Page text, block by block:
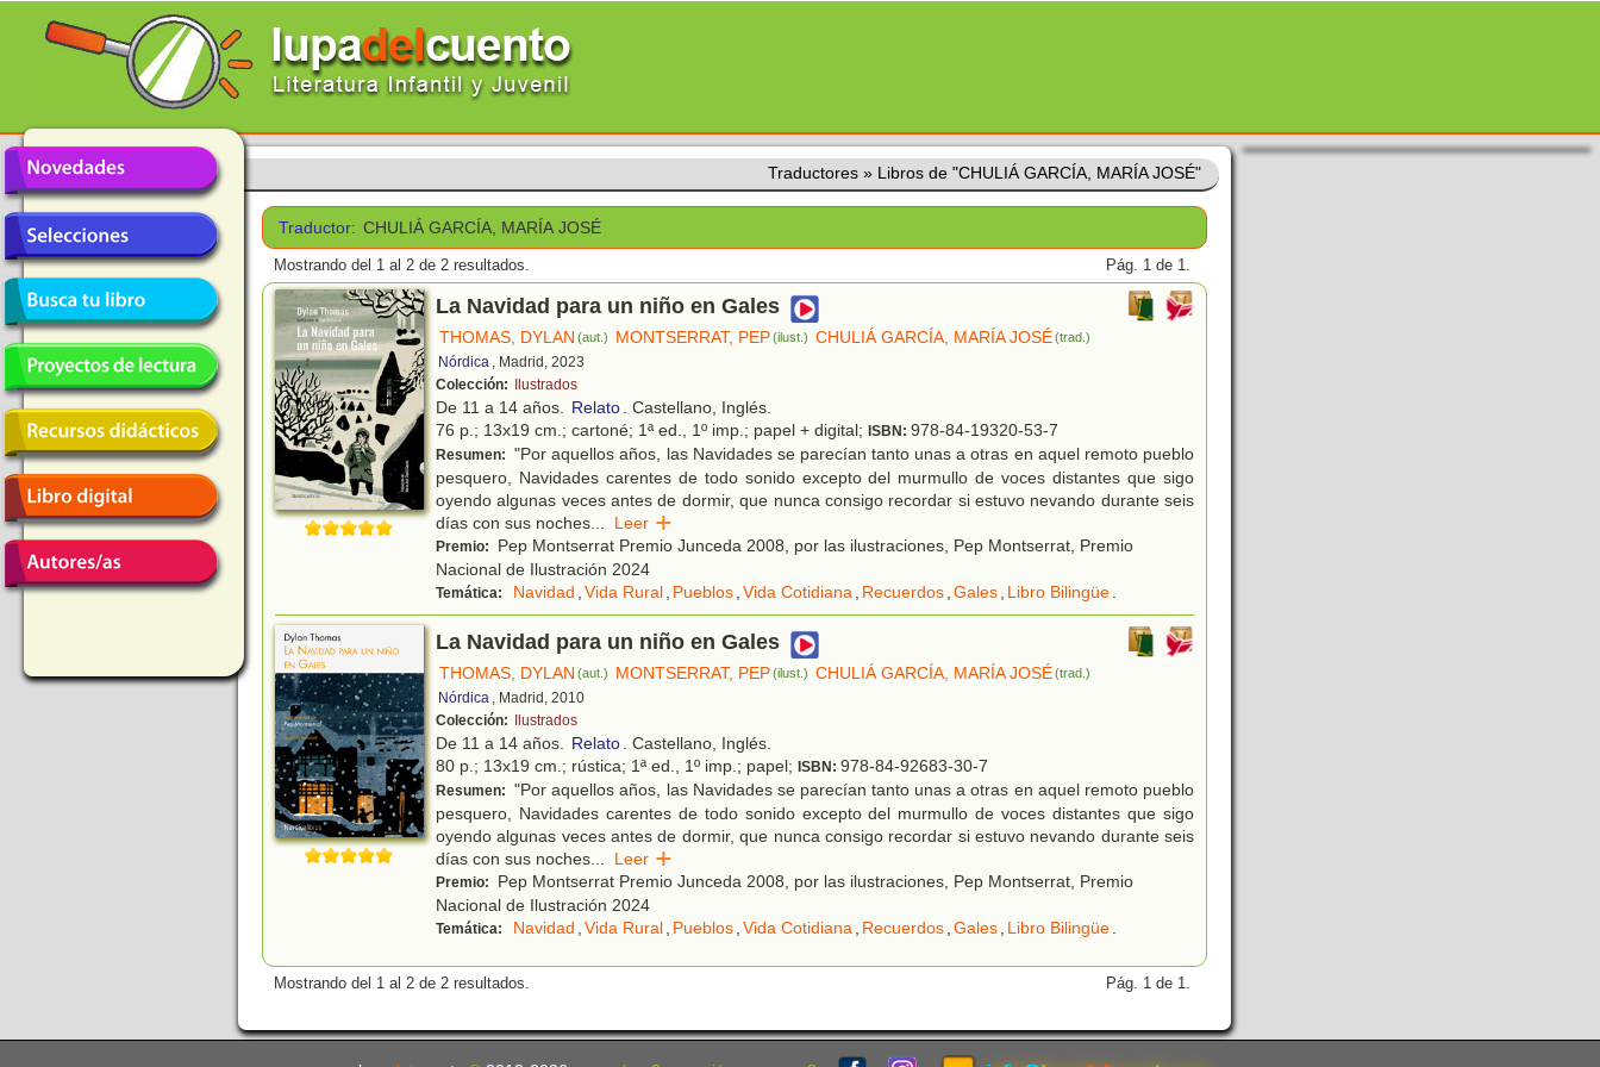
Traductores » Libros de "CHULIÁ GARCÍA, MARÍA JOSÉ"
Traductor: CHULIÁ GARCÍA, MARÍA JOSÉ
Mostrando del 1 al 2 de 2 resultados. Pág. 1 de 1.
La Navidad para un niño en Gales
THOMAS, DYLAN (aut.) MONTSERRAT, PEP(ilust.) CHULIÁ GARCÍA, MARÍA JOSÉ (trad.)
Nórdica , Madrid, 2023
Colección:
Ilustrados
De 11 a 14 años. Relato. Castellano, Inglés.
76 p.; 13x19 cm.; cartoné; 1ª ed., 1º imp.; papel + digital; ISBN: 978-84-19320-53-7
Resumen: "Por aquellos años, las Navidades se parecían tanto unas a otras en aquel remoto pueblo
pesquero, Navidades carentes de todo sonido excepto del murmullo de voces distantes que sigo
oyendo algunas veces antes de dormir, que nunca consigo recordar si estuvo nevando durante seis
días con sus noches... Leer
Premio:
Pep Montserrat Premio Junceda 2008, por las ilustraciones, Pep Montserrat, Premio
Nacional de Ilustración 2024
Temática: Navidad ,Vida Rural, Pueblos,Vida Cotidiana, Recuerdos,Gales, Libro Bilingüe.
La Navidad para un niño en Gales
THOMAS, DYLAN (aut.) MONTSERRAT, PEP(ilust.) CHULIÁ GARCÍA, MARÍA JOSÉ (trad.)
Nórdica , Madrid, 2010
Colección:
Ilustrados
De 11 a 14 años. Relato. Castellano, Inglés.
80 p.; 13x19 cm.; rústica; 1ª ed., 1º imp.; papel; ISBN: 978-84-92683-30-7
Resumen: "Por aquellos años, las Navidades se parecían tanto unas a otras en aquel remoto pueblo
pesquero, Navidades carentes de todo sonido excepto del murmullo de voces distantes que sigo
oyendo algunas veces antes de dormir, que nunca consigo recordar si estuvo nevando durante seis
días con sus noches... Leer
Premio:
Pep Montserrat Premio Junceda 2008, por las ilustraciones, Pep Montserrat, Premio
Nacional de Ilustración 2024
Temática: Navidad ,Vida Rural, Pueblos,Vida Cotidiana, Recuerdos,Gales, Libro Bilingüe.
Mostrando del 1 al 2 de 2 resultados. Pág. 1 de 1.